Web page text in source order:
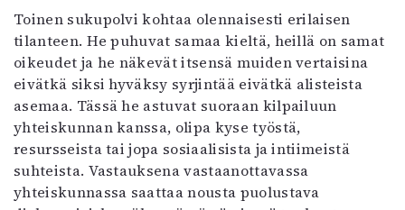
Toinen sukupolvi kohtaa olennaisesti erilaisen
tilanteen. He puhuvat samaa kieltä, heillä on samat
oikeudet ja he näkevät itsensä muiden vertaisina
eivätkä siksi hyväksy syrjintää eivätkä alisteista
asemaa. Tässä he astuvat suoraan kilpailuun
yhteiskunnan kanssa, olipa kyse työstä,
resursseista tai jopa sosiaalisista ja intiimeistä
suhteista. Vastauksena vastaanottavassa
yhteiskunnassa saattaa nousta puolustava